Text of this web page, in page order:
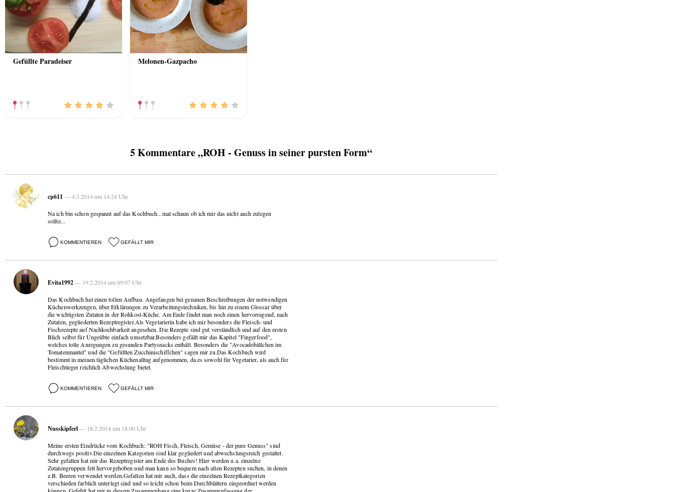
Gefüllte Paradeiser Melonen-Gazpacho
5 Kommentare „ROH - Genuss in seiner pursten Form“
cp611 — 4.3.2014 um 14:24 Uhr
Na ich bin schon gespannt auf das Kochbuch...mal schaun ob ich mir das nicht auch zulegen
sollte...
KOMMENTIEREN GEFÄLLT MIR
Evita1992— 19.2.2014 um 09:07 Uhr
Das Kochbuch hat einen tollen Aufbau. Angefangen bei genauen Beschreibungen der notwendigen
Küchenwerkzeugen, über Erklärungen zu Verarbeitungstechniken, bis hin zu einem Glossar über
die wichtigsten Zutaten in der Rohkost-Küche. Am Ende findet man noch einen hervorragend, nach
Zutaten, gegliederten Rezeptregister.Als Vegetarierin habe ich mir besonders die Fleisch- und
Fischrezepte auf Nachkochbarkeit angesehen. Die Rezepte sind gut verständlich und auf den ersten
Blich selbst für Ungeübte einfach umsetzbar.Besonders gefällt mir das Kapitel "Fingerfood",
welches tolle Anregungen zu gesunden Partysnacks enthält. Besonders die "Avocadobällchen im
Tomatenmantel" und die "Gefüllten Zucchinischiffchen" sagen mir zu.Das Kochbuch wird
bestimmt in meinen täglichen Küchenalltag aufgenommen, da es sowohl für Vegetarier, als auch für
Fleischtieger reichlich Abwechslung bietet.
KOMMENTIEREN GEFÄLLT MIR
Nusskipferl— 18.2.2014 um 18:00 Uhr
Meine ersten Eindrücke vom Kochbuch: "ROH Fisch, Fleisch, Gemüse - der pure Genuss" sind
durchwegs positiv.Die einzelnen Kategorien sind klar gegliedert und abwechslungsreich gestaltet.
Sehr gefallen hat mir das Rezeptregister am Ende des Buches! Hier werden u.a. einzelne
Zutatengruppen fett hervorgehoben und man kann so bequem nach allen Rezepten suchen, in denen
z.B. Beeren verwendet werden.Gefallen hat mir auch, dass die einzelnen Rezeptkategorien
verschieden farblich unterlegt sind und so leicht schon beim Durchblättern eingeordnet werden